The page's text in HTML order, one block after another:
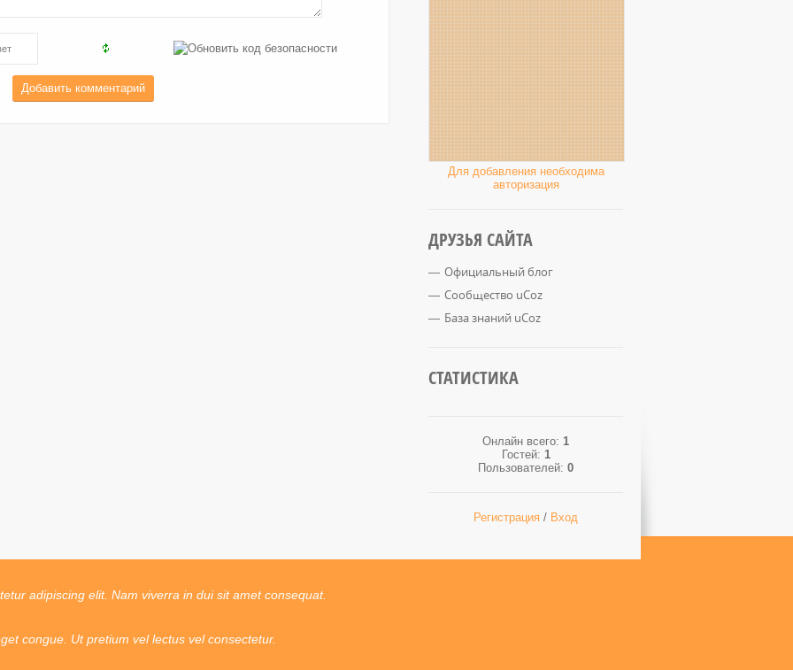
Для добавления необходима
авторизация
ДРУЗЬЯ САЙТА
Официальный блог
Сообщество uCoz
База знаний uCoz
СТАТИСТИКА
Онлайн всего: 1
Гостей: 1
Пользователей: 0
Регистрация / Вход
adipiscing elit. Nam viverra in dui sit amet consequat.
congue. Ut pretium vel lectus vel consectetur.